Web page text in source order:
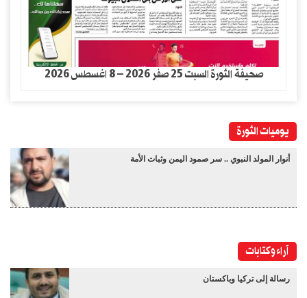
صحيفة الثورة السبت 25 صفر 2026 – 8 اغسطس 2026
يوميات الثورة
أنوار المولد النبوي .. سر صمود اليمن وثبات الأمة
آراء وكتابات
رسالة إلى تركيا وباكستان